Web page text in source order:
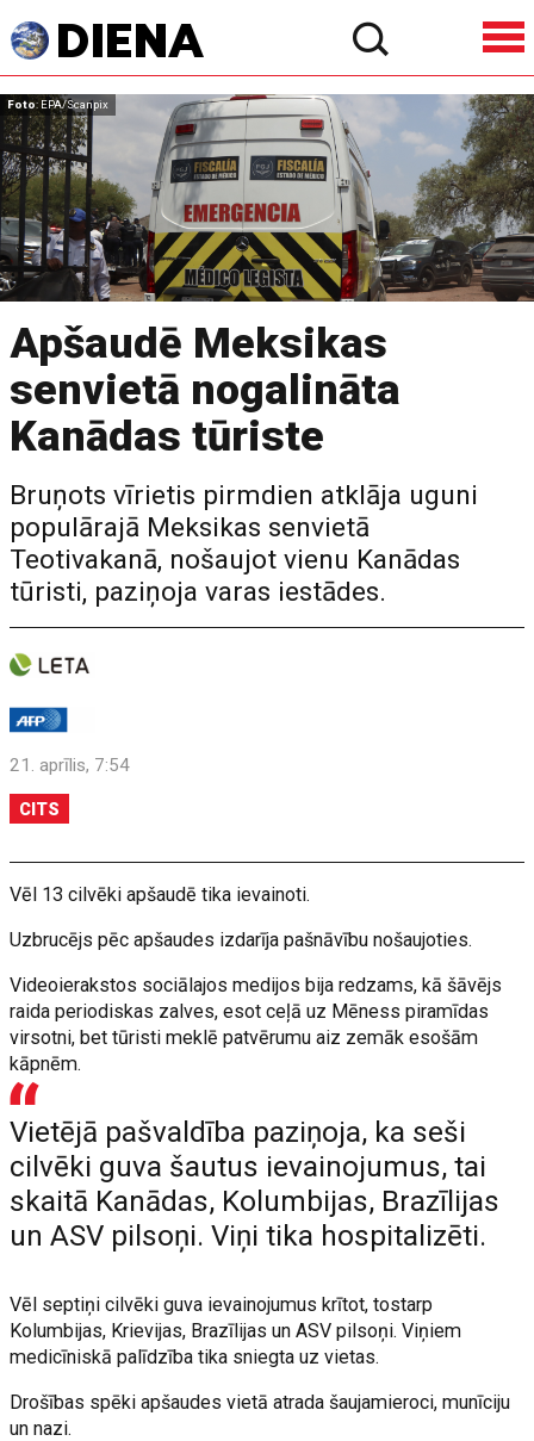
Foto: EPA/Scanpix
Apšaudē Meksikas
senvietā nogalināta
Kanādas tūriste
Bruņots vīrietis pirmdien atklāja uguni
populārajā Meksikas senvietā
Teotivakanā, nošaujot vienu Kanādas
tūristi, paziņoja varas iestādes.
21. aprīlis, 7:54
CITS
Vēl 13 cilvēki apšaudē tika ievainoti.
Uzbrucējs pēc apšaudes izdarīja pašnāvību nošaujoties.
Videoierakstos sociālajos medijos bija redzams, kā šāvējs
raida periodiskas zalves, esot ceļā uz Mēness piramīdas
virsotni, bet tūristi meklē patvērumu aiz zemāk esošām
kāpnēm.
Vietējā pašvaldība paziņoja, ka seši
cilvēki guva šautus ievainojumus, tai
skaitā Kanādas, Kolumbijas, Brazīlijas
un ASV pilsoņi. Viņi tika hospitalizēti.
Vēl septiņi cilvēki guva ievainojumus krītot, tostarp
Kolumbijas, Krievijas, Brazīlijas un ASV pilsoņi. Viņiem
medicīniskā palīdzība tika sniegta uz vietas.
Drošības spēki apšaudes vietā atrada šaujamieroci, munīciju
un nazi.